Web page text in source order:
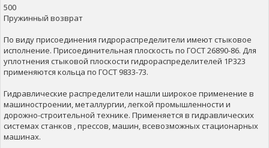
500
Пружинный возврат
По виду присоединения гидрораспределители имеют стыковое
исполнение. Присоединительная плоскость по ГОСТ 26890-86. Для
уплотнения стыковой плоскости гидрораспределителей 1Р323
применяются кольца по ГОСТ 9833-73.
Гидравлические распределители нашли широкое применение в
машиностроении, металлургии, легкой промышленности и
дорожно-строительной технике. Применяется в гидравлических
системах станков , прессов, машин, всевозможных стационарных
машинах.